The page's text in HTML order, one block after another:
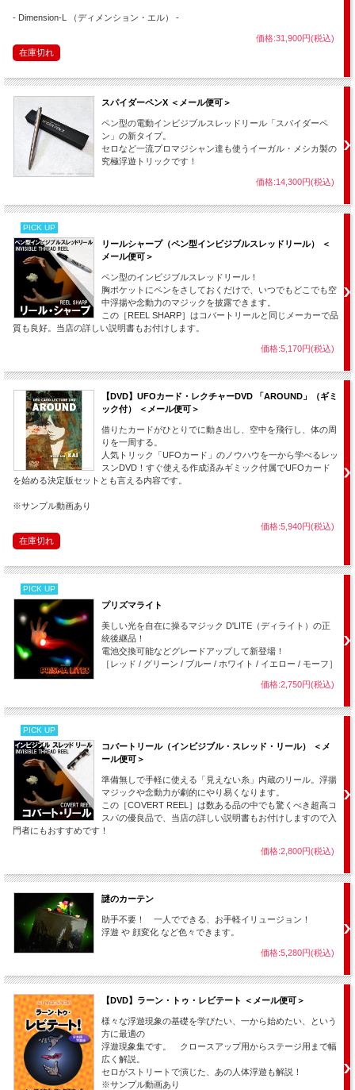
このマジックの面白さは画像や文章では全然伝えきれず、そこが残念でなり
ません。
（たとえ動画でもその真の魅力は伝わらないのではないかと思います。）
このハンカチの動きを実際に目の前で見ると、「不思議」だと感じる前に誰
もがまず
「わっ！？・・・面白！！」
・・と、感じる事でしょう。（＾＾）
面白いのです。 とにかく動きが奇妙で面白い！
このマジックの演技はその面白さが「命」です。
ハンカチのアクロバティックショーとでも言いましょうか、この演技のトリ
ックはタネだけを推測しようとすれば、もちろんいくつかは思いつくかもし
それは当たっているかもしれないし、違うかもしれない・・・ですが、そん
見ている人のほとんどが、「タネがあれか、これか」・・・等とは考えませ
ん。
少なくとも演技中は、そんな事よりもハンカチの動きを目で追う事に夢中に
なります。
それほど、このマジックの演技は人の目を引き付けます。
フォーマンスに、これほど適したものも少ないでしょう。
慣れると本当に手軽にでき、何も言わずとも、あっという間に会場全ての人
の注目を一瞬にして集める事ができます。
そしてそれは同時に、あなたのマジックショーの開始を意味し、すでに観客
さて、ここで「まほうとまほう」らしく、これを子どもの施設におきかえて
考えてみましょう。
もうお解かりですね。（＾＾）
そう。あっという間に子ども達の注目を集める事ができる・・・！
これこそ、まさに ”魔法”！（いや本当に、「そんな魔法が欲しい！」という
声が聞こえてきそうです。（＾＾；））
一応、このマジックはパーティーマジックとステージマジックの間くらいの
位置づけなので、マジックとして完璧に演じるには、少し距離があった方が
ですので小学校の教室など、最前列との距離が近い場合は、１０～１５秒く
らいの軽い演技（しかも不意打ちが良い。）にして、タネがばれないように
してお使い下さい。
そうすると、何度も使えます。（＾＾）
また、幼稚園、保育所などでは、じゃんじゃん使う事ができます。
オーバーアクションでピエロのように演じたり、あなたのキャラクター性を
生かした面白いハンカチパフォーマンスで、子ども達を大いに楽しませてあ
げてください！（＾o＾）
ターン）を自分なりに作るようにして下さい。
例えば
【１】手の平のハンカチが突然、鐘の音（もちろんＢＧＭ）とともに動き出
す。
【２】ハンカチは空中へ逃げようとし、それをあなたは捕まえて降ろす。
【４】空中を飛び回るハンカチ。それを捕まえようとするあなた。
る・・・
といった感じです。
「なぜ鐘の音でハンカチに魂が宿ったのか？」などストーリーをつける事も
できます。（こうなってくると本格的なマジックの演技となってきます
ね。）
- Dimension-L （ディメンション・エル） -
価格:31,900円(税込)
在庫切れ
スパイダーペンX ＜メール便可＞
ペン型の電動インビジブルスレッドリール「スパイダーペ
ン」の新タイプ。
セロなど一流プロマジシャン達も使うイーガル・メシカ製の
究極浮遊トリックです！
価格:14,300円(税込)
PICK UP
リールシャープ（ペン型インビジブルスレッドリール） ＜
メール便可＞
ペン型のインビジブルスレッドリール！
胸ポケットにペンをさしておくだけで、いつでもどこでも空
中浮揚や念動力のマジックを披露できます。
この［REEL SHARP］はコバートリールと同じメーカーで品
質も良好。当店の詳しい説明書もお付けします。
価格:5,170円(税込)
【DVD】UFOカード・レクチャーDVD 「AROUND」（ギミ
ック付） ＜メール便可＞
借りたカードがひとりでに動き出し、空中を飛行し、体の周
りを一周する。
人気トリック「UFOカード」のノウハウを一から学べるレッ
スンDVD！すぐ使える作成済みギミック付属でUFOカード
を始める決定版セットとも言える内容です。
※サンプル動画あり
価格:5,940円(税込)
在庫切れ
PICK UP
プリズマライト
美しい光を自在に操るマジック D'LITE（ディライト）の正
統後継品！
電池交換可能などグレードアップして新登場！
［レッド / グリーン / ブルー / ホワイト / イエロー / モーフ］
価格:2,750円(税込)
PICK UP
コバートリール（インビジブル・スレッド・リール） ＜メ
ール便可＞
準備無しで手軽に使える「見えない糸」内蔵のリール。浮揚
マジックや念動力が劇的にやり易くなります。
この［COVERT REEL］は数ある品の中でも驚くべき超高コ
スパの優良品で、当店の詳しい説明書もお付けしますので入
門者にもおすすめです！
価格:2,800円(税込)
謎のカーテン
助手不要！ 一人でできる、お手軽イリュージョン！
浮遊 や 顔変化 など色々できます。
価格:5,280円(税込)
【DVD】ラーン・トゥ・レビテート ＜メール便可＞
様々な浮遊現象の基礎を学びたい、一から始めたい、という
方に最適の
浮遊現象集です。 クロースアップ用からステージ用まで幅
広く解説。
セロがストリートで演じた、あの人体浮遊も解説！
※サンプル動画あり